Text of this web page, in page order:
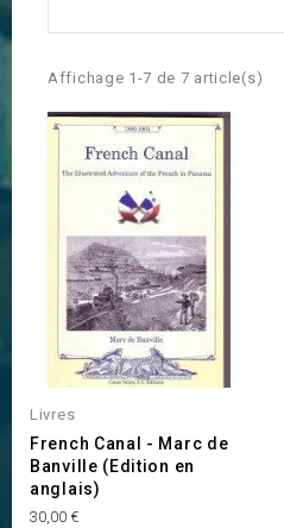
Affichage 1-7 de 7 article(s)
Livres
French Canal - Marc de
Banville (Edition en
anglais)
Prix
30,00 €